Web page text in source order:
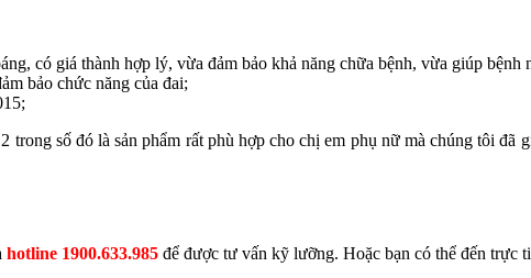
có giá thành hợp lý, vừa đảm bảo khả năng chữa bệnh, vừa giúp
bảo chức năng của đai;
trong số đó là sản phẩm rất phù hợp cho chị em phụ nữ mà chúng tôi
hotline 1900.633.985 để được tư vấn kỹ lưỡng. Hoặc bạn có thể đến trực